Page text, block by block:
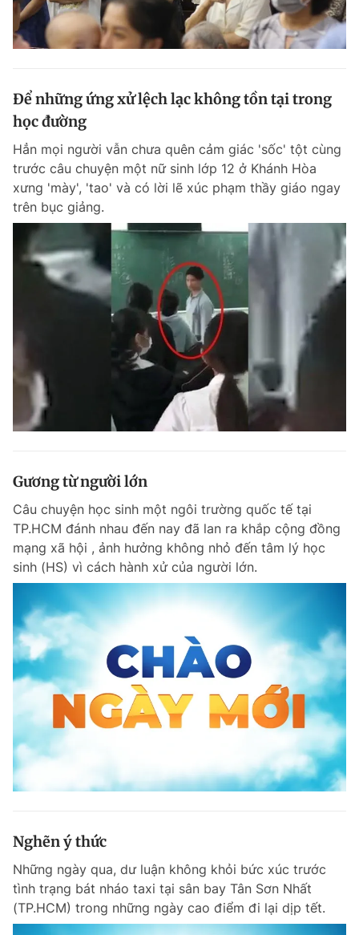
Để những ứng xử lệch lạc không tồn tại trong
học đường
Hẳn mọi người vẫn chưa quên cảm giác 'sốc' tột cùng
trước câu chuyện một nữ sinh lớp 12 ở Khánh Hòa
xưng 'mày', 'tao' và có lời lẽ xúc phạm thầy giáo ngay
trên bục giảng.
Gương từ người lớn
Câu chuyện học sinh một ngôi trường quốc tế tại
TP.HCM đánh nhau đến nay đã lan ra khắp cộng đồng
mạng xã hội , ảnh hưởng không nhỏ đến tâm lý học
sinh (HS) vì cách hành xử của người lớn.
Nghẽn ý thức
Những ngày qua, dư luận không khỏi bức xúc trước
tình trạng bát nháo taxi tại sân bay Tân Sơn Nhất
(TP.HCM) trong những ngày cao điểm đi lại dịp tết.